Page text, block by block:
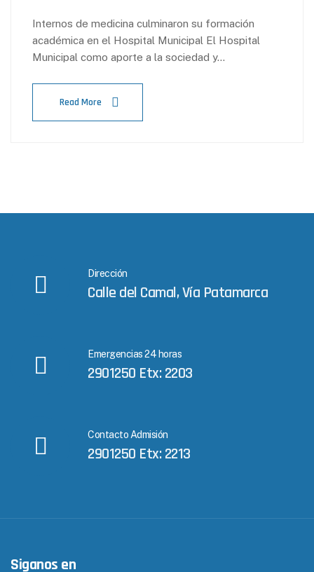
Internos de medicina culminaron su formación
académica en el Hospital Municipal El Hospital
Municipal como aporte a la sociedad y…
Read More
Dirección
Calle del Camal, Vía Patamarca
Emergencias 24 horas
2901250 Etx: 2203
Contacto Admisión
2901250 Etx: 2213
Siganos en